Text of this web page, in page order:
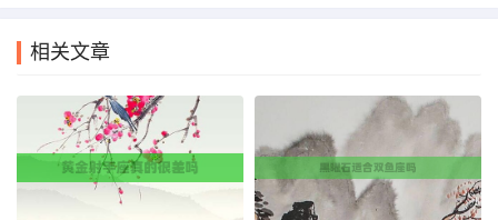
相关文章